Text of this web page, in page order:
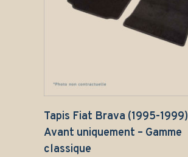
Tapis Fiat Brava (1995-1999)
Avant uniquement – Gamme
classique